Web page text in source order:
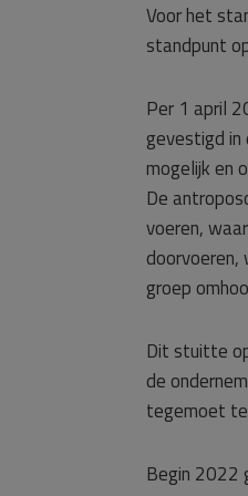
Voor het
standpunt
Per 1 april
gevestigd in
mogelijk en
De
voeren,
doorvoeren,
groep
Dit stuitte
de
tegemoet
Begin 2022